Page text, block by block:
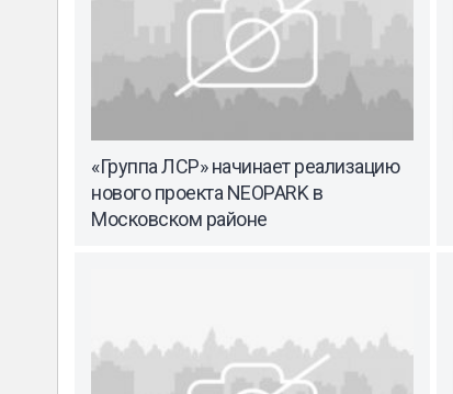
«Группа ЛСР» начинает реализацию
нового проекта NEOPARK в
Московском районе